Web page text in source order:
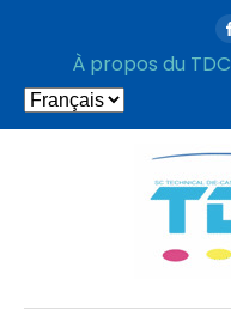
À propos du TDC
Choisir
une